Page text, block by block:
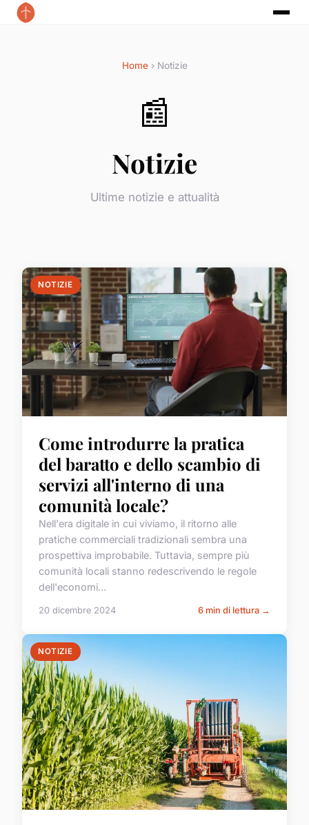
Home› Notizie
📰
Notizie
Ultime notizie e attualità
NOTIZIE
Come introdurre la pratica
del baratto e dello scambio di
servizi all'interno di una
comunità locale?
Nell'era digitale in cui viviamo, il ritorno alle
pratiche commerciali tradizionali sembra una
prospettiva improbabile. Tuttavia, sempre più
comunità locali stanno redescrivendo le regole
dell'economi...
20 dicembre 2024 6 min di lettura →
NOTIZIE